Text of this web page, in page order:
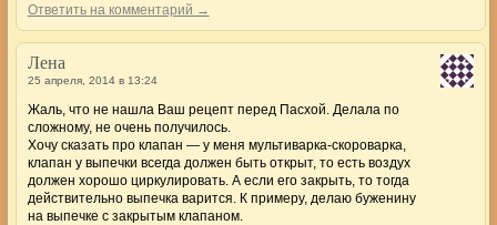
Ответить на комментарий →
Лена
25 апреля, 2014 в 13:24
Жаль, что не нашла Ваш рецепт перед Пасхой. Делала по
сложному, не очень получилось.
Хочу сказать про клапан — у меня мультиварка-скороварка,
клапан у выпечки всегда должен быть открыт, то есть воздух
должен хорошо циркулировать. А если его закрыть, то тогда
действительно выпечка варится. К примеру, делаю буженину
на выпечке с закрытым клапаном.